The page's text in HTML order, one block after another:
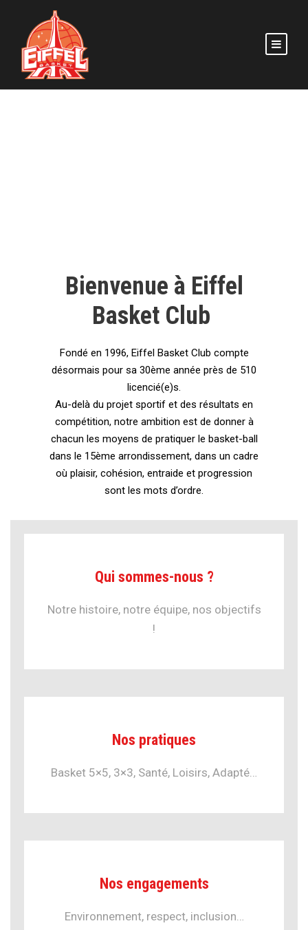
Bienvenue à Eiffel
Basket Club
Fondé en 1996, Eiffel Basket Club compte
désormais pour sa 30ème année près de 510
licencié(e)s.
Au-delà du projet sportif et des résultats en
compétition, notre ambition est de donner à
chacun les moyens de pratiquer le basket-ball
dans le 15ème arrondissement, dans un cadre
où plaisir, cohésion, entraide et progression
sont les mots d’ordre.
Qui sommes-nous ?
Notre histoire, notre équipe, nos objectifs
!
Nos pratiques
Basket 5×5, 3×3, Santé, Loisirs, Adapté…
Nos engagements
Environnement, respect, inclusion…